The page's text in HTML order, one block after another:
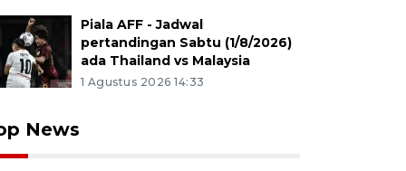
Piala AFF - Jadwal
pertandingan Sabtu (1/8/2026)
ada Thailand vs Malaysia
1 Agustus 2026 14:33
News